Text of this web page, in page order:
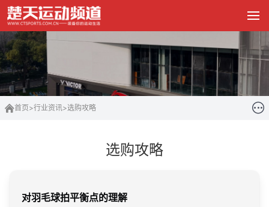
首页>行业资讯>选购攻略
选购攻略
对羽毛球拍平衡点的理解